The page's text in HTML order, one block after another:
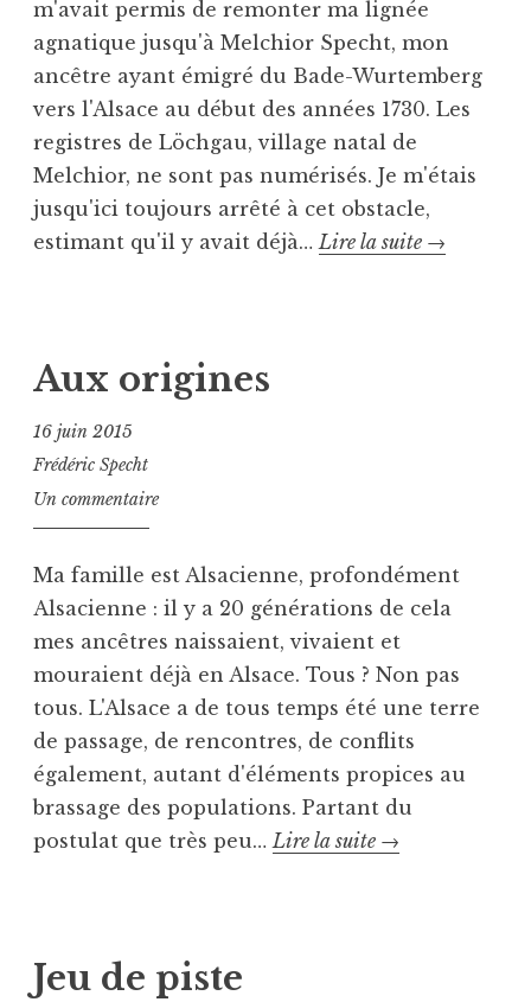
r
,
e
g
e
r
,
h
e
g
o
z
e
d
a
s
b
r
g
m'avait permis de remonter ma lignée
agnatique jusqu'à Melchior Specht, mon
ancêtre ayant émigré du Bade-Wurtemberg
vers l'Alsace au début des années 1730. Les
registres de Löchgau, village natal de
Melchior, ne sont pas numérisés. Je m'étais
jusqu'ici toujours arrêté à cet obstacle,
estimant qu'il y avait déjà…Lire la suite Retour
→
l
i
d
a
n
s
n
c
a
t
e
g
r
i
u
é
u
t
o
b
o
g
r
a
p
h
q
u
ö
c
Aux origines
16 juin 2015
Frédéric Specht
Un commentaire
Ma famille est Alsacienne, profondément
Alsacienne : il y a 20 générations de cela
mes ancêtres naissaient, vivaient et
mouraient déjà en Alsace. Tous ? Non pas
tous. L'Alsace a de tous temps été une terre
de passage, de rencontres, de conflits
également, autant d'éléments propices au
brassage des populations. Partant du
postulat que très peu… Lire la suite Aux
→
b
l
g
u
Jeu de piste